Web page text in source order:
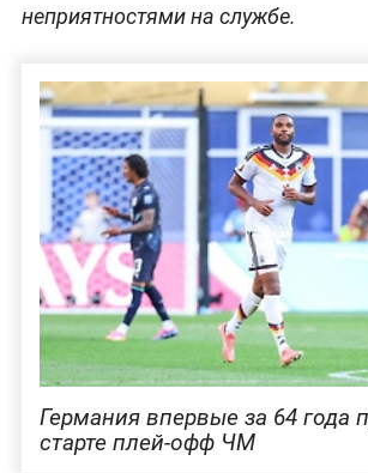
неприятностями на службе.
Германия впервые за 64 года
старте плей-офф ЧМ